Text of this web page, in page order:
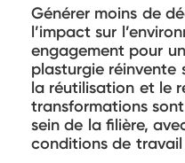
Générer moins de
l’impact sur
engagement pour
plasturgie réinvente
la réutilisation et le
transformations
sein de la filière,
conditions de travail